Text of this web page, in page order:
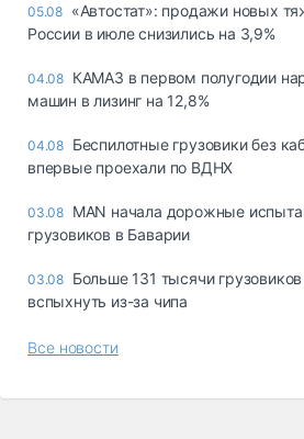
05.08 «Автостат»: продажи новых
России в июле снизились на 3,9%
04.08 КАМАЗ в первом полугодии
машин в лизинг на 12,8%
04.08 Беспилотные грузовики без
впервые проехали по ВДНХ
03.08 MAN начала дорожные
грузовиков в Баварии
03.08 Больше 131 тысячи
вспыхнуть из-за чипа
Все новости